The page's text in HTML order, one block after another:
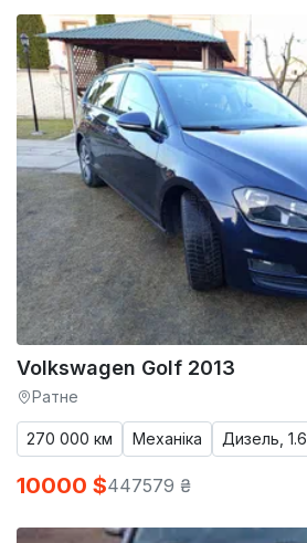
Volkswagen Golf 2013
Ратне
270 000 км Механіка Дизель, 1.6
10000 $447579 ₴